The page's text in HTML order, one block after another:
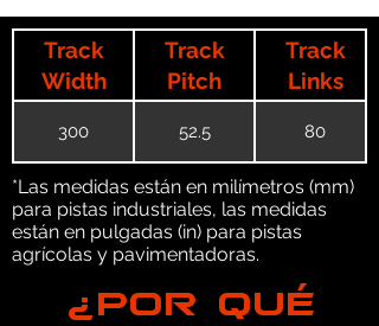
Track
Width
Track
Pitch
Track
Links
300 52.5 80
*Las medidas están en milímetros (mm)
para pistas industriales, las medidas
están en pulgadas (in) para pistas
agrícolas y pavimentadoras.
¿POR QUÉ